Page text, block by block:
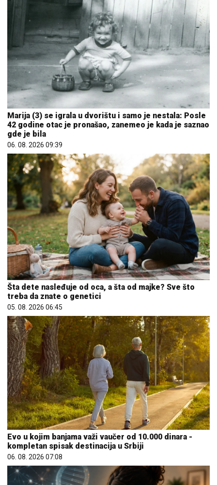
Marija (3) se igrala u dvorištu i samo je nestala: Posle
42 godine otac je pronašao, zanemeo je kada je saznao
gde je bila
06. 08. 2026 09:39
Šta dete nasleđuje od oca, a šta od majke? Sve što
treba da znate o genetici
05. 08. 2026 06:45
Evo u kojim banjama važi vaučer od 10.000 dinara -
kompletan spisak destinacija u Srbiji
06. 08. 2026 07:08